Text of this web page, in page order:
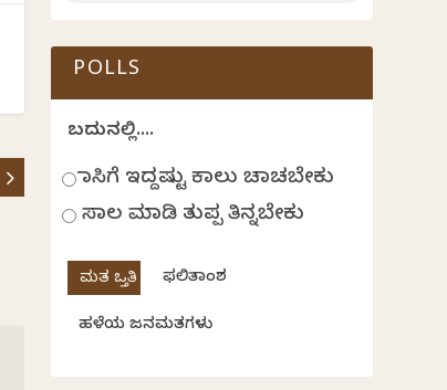
POLLS
ಬದುಕಿನಲ್ಲಿ....
ಹಾಸಿಗೆ ಇದ್ದಷ್ಟು ಕಾಲು ಚಾಚಬೇಕು
ಸಾಲ ಮಾಡಿ ತುಪ್ಪ ತಿನ್ನಬೇಕು
ಫಲಿತಾಂಶ
ಹಳೆಯ ಜನಮತಗಳು